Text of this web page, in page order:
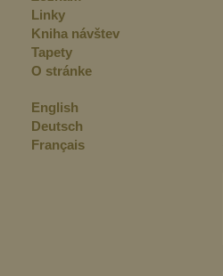
Linky
Kniha návštev
Tapety
O stránke
English
Deutsch
Français